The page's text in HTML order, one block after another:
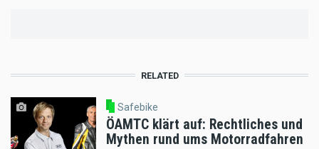
RELATED
Safebike
ÖAMTC klärt auf: Rechtliches und
Mythen rund ums Motorradfahren